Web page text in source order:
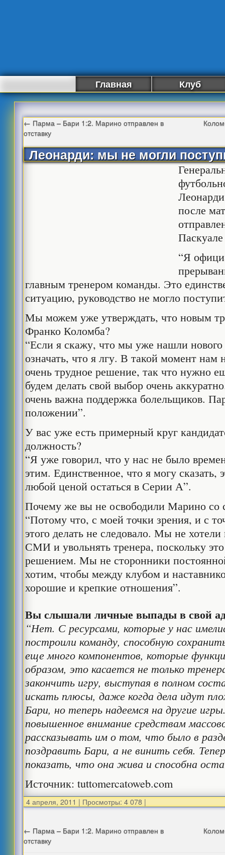
Главная Клуб
← Парма – Бари 1:2. Марино отправлен в
отставку
Леонарди: мы не могли
после
“Я
главным тренером команды. Это
ситуацию, руководство не могло
Мы можем уже утверждать, что новым
Франко Коломба?
“Если я скажу, что мы уже нашли нового
означать, что я лгу. В такой момент нам
очень трудное решение, так что нужно
будем делать свой выбор очень
очень важна поддержка болельщиков.
положении”.
У вас уже есть примерный круг
должность?
“Я уже говорил, что у нас не было
этим. Единственное, что я могу сказать,
любой ценой остаться в Серии А”.
Почему же вы не освободили Марино со
“Потому что, с моей точки зрения, и с
этого делать не следовало. Мы не хотели
СМИ и увольнять тренера, поскольку
решением. Мы не сторонники
хотим, чтобы между клубом и
хорошие и крепкие отношения”.
Вы слышали личные выпады в свой
“Нет. С ресурсами, которые у нас
построили команду, способную
еще много компонентов, которые
образом, это касается не только
закончить игру, выступая в полном
искать плюсы, даже когда дела идут
Бари, но теперь надеемся на другие
повышенное внимание средствам
рассказывать им о том, что было в
поздравить Бари, а не винить себя.
показать, что она жива и способна
Источник: tuttomercatoweb.com
4 апреля, 2011 | Просмотры: 4 078 |
← Парма – Бари 1:2. Марино отправлен в
отставку